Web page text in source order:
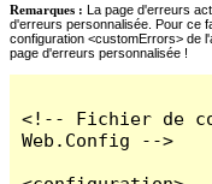
Remarques : La page d'erreurs
d'erreurs personnalisée. Pour ce
configuration <customErrors> de
page d'erreurs personnalisée !
<!-- Fichier de
Web.Config -->